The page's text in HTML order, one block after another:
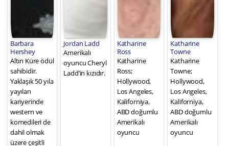
Barbara
Hershey
Altın Küre ödül
sahibidir.
Yaklaşık 50 yıla
yayılan
kariyerinde
western ve
komedileri de
dahil olmak
üzere çeşitli
Jordan Ladd
Amerikalı
oyuncu Cheryl
Ladd’in kızıdır.
Katharine
Ross
Katharine
Ross;
Hollywood,
Los Angeles,
Kaliforniya,
ABD doğumlu
Amerikalı
oyuncu
Katharine
Towne
Katharine
Towne;
Hollywood,
Los Angeles,
Kaliforniya,
ABD doğumlu
Amerikalı
oyuncu